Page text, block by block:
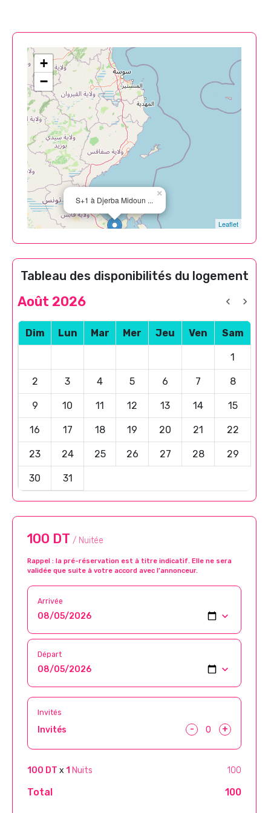
S+1 à Djerba Midoun ...
×
+
−
Leaflet
Tableau des disponibilités du logement
Août 2026
Dim Lun Mar Mer Jeu Ven Sam
1
2 3 4 5 6 7 8
9 10 11 12 13 14 15
16 17 18 19 20 21 22
23 24 25 26 27 28 29
30 31
100 DT / Nuitée
Rappel : la pré-réservation est à titre indicatif. Elle ne sera
validée que suite à votre accord avec l’annonceur.
Arrivée
Départ
Invités
Invités - +
100 DT x 1 Nuits 100
Total 100